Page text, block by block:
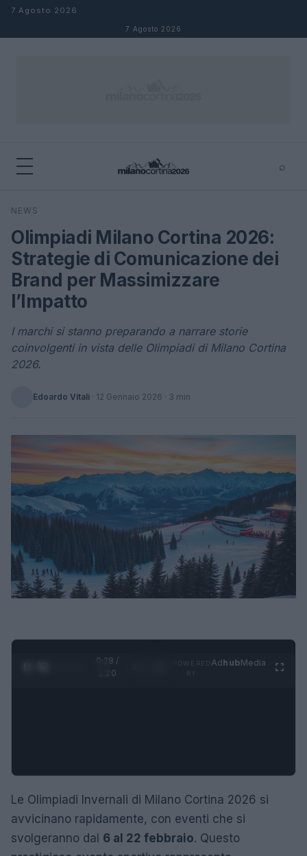
Salta al contenuto
7 Agosto 2026
7 Agosto 2026
⌕
Cerca
NEWS
Olimpiadi Milano Cortina 2026:
Strategie di Comunicazione dei
Brand per Massimizzare
l’Impatto
I marchi si stanno preparando a narrare storie
coinvolgenti in vista delle Olimpiadi di Milano Cortina
2026.
Edoardo Vitali · 12 Gennaio 2026 · 3 min
0:28 /
1:20
AdhubMedia
Le Olimpiadi Invernali di Milano Cortina 2026 si
avvicinano rapidamente, con eventi che si
svolgeranno dal 6 al 22 febbraio. Questo